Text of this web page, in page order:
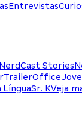
Entrevistas
NerdCast Stories
TrailerOffice
LínguaSr. KVeja